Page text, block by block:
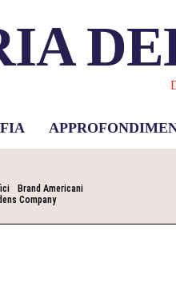
Brand Americani
Company